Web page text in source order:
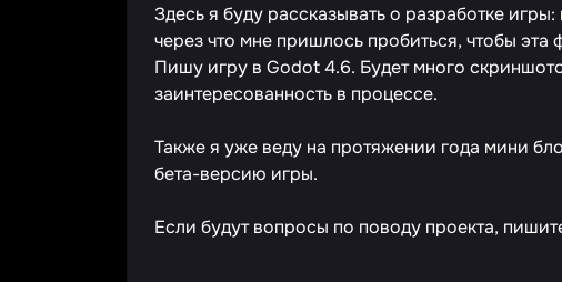
Здесь я буду рассказывать о разработке
через что мне пришлось пробиться, чтобы эта
Пишу игру в Godot 4.6. Будет много
заинтересованность в процессе.
Также я уже веду на протяжении года мини
бета-версию игры.
Если будут вопросы по поводу проекта,